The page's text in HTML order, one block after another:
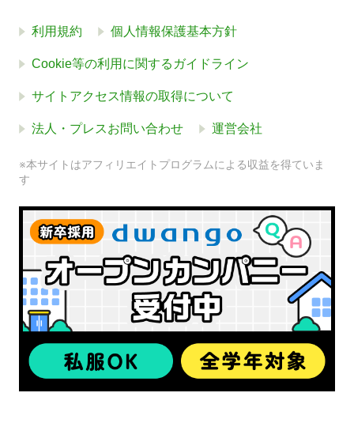
利用規約 個人情報保護基本方針
Cookie等の利用に関するガイドライン
サイトアクセス情報の取得について
法人・プレスお問い合わせ 運営会社
※本サイトはアフィリエイトプログラムによる収益を得ていま
す